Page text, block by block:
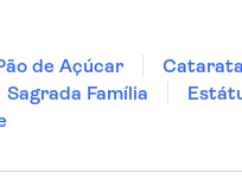
de Açúcar
Sagrada Família